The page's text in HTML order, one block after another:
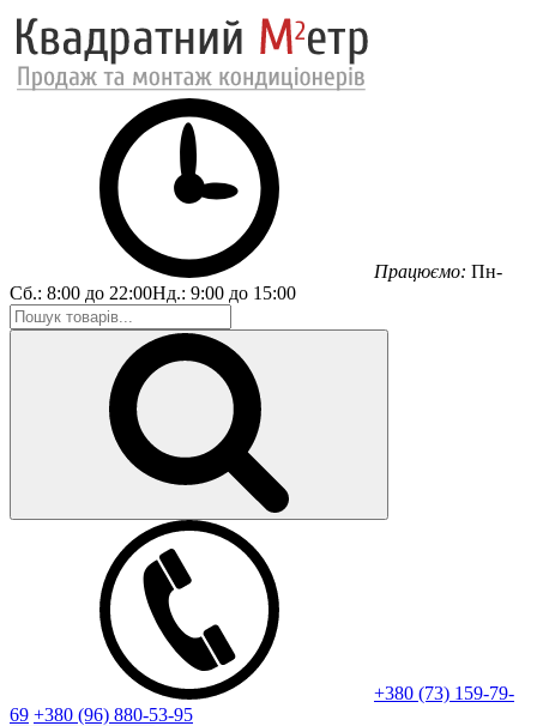
Працюємо: Пн-
Сб.: 8:00 до 22:00Нд.: 9:00 до 15:00
+380 (73) 159-79-
69 +380 (96) 880-53-95